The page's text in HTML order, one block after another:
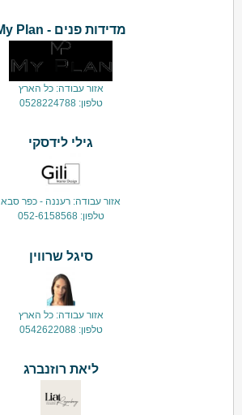
מדידות פנים - My Plan
אזור עבודה: כל הארץ
טלפון: 0528224788
גילי לידסקי
אזור עבודה: רעננה - כפר סבא
טלפון: 052-6158568
סיגל שרווין
אזור עבודה: כל הארץ
טלפון: 0542622088
ליאת רוזנברג